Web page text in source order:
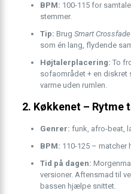
BPM: 100-115 for
stemmer.
Tip: Brug Smart Crossfade
som én lang, flydende
Højtalerplacering: To
sofaområdet + en
varme uden rumlen.
2. Køkkenet – Rytme
Genrer: funk, afro-beat,
BPM: 110-125 – matcher
Tid på dagen:
versioner. Aftensmad til
bassen hjælpe snittet.